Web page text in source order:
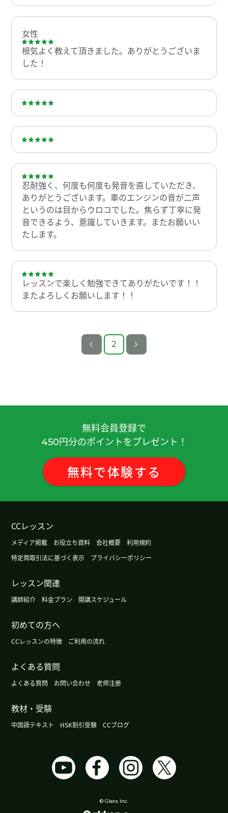
女性
根気よく教えて頂きました。ありがとうございま
した！
忍耐強く、何度も何度も発音を直していただき、
ありがとうございます。車のエンジンの音が二声
というのは目からウロコでした。焦らず丁寧に発
音できるよう、意識していきます。またお願いい
たします。
レッスンで楽しく勉強できてありがたいです！！
またよろしくお願いします！！
2
無料会員登録で
450円分のポイントをプレゼント！
無料で体験する
CCレッスン
メディア掲載 お役立ち資料 会社概要
利用規約
特定商取引法に基づく表示
プライバシーポリシー
レッスン関連
講師紹介 料金プラン 開講スケジュール
初めての方へ
CCレッスンの特徴 ご利用の流れ
よくある質問
よくある質問 お問い合わせ 老师注册
教材・受験
中国語テキスト HSK割引受験 CCブログ
© Glats Inc.